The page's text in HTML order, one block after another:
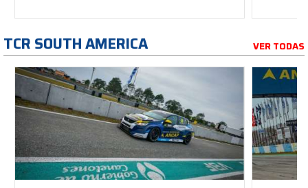
TCR SOUTH AMERICA VER TODAS